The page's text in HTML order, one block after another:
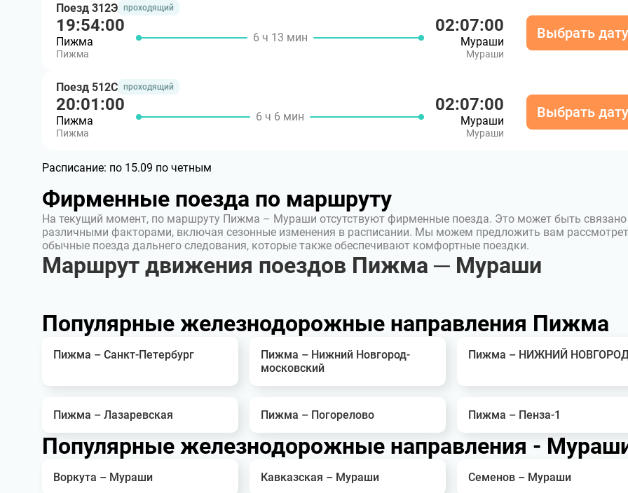
Поезд 312Э проходящий
19:54:00
Пижма
Пижма
6 ч 13 мин
02:07:00
Мураши
Мураши
Выбрать дату
Поезд 512С проходящий
20:01:00
Пижма
Пижма
6 ч 6 мин
02:07:00
Мураши
Мураши
Выбрать дату
Расписание: по 15.09 по четным
Фирменные поезда по маршруту
На текущий момент, по маршруту Пижма – Мураши отсутствуют фирменные поезда. Это может быть связано
различными факторами, включая сезонные изменения в расписании. Мы можем предложить вам
обычные поезда дальнего следования, которые также обеспечивают комфортные поездки.
Маршрут движения поездов Пижма ─ Мураши
Популярные железнодорожные направления Пижма
Пижма – Санкт-Петербург
Пижма – Нижний Новгород-
московский
Пижма – НИЖНИЙ
Пижма – Лазаревская Пижма – Погорелово Пижма – Пенза-1
Популярные железнодорожные направления -
Воркута – Мураши Кавказская – Мураши Семенов – Мураши